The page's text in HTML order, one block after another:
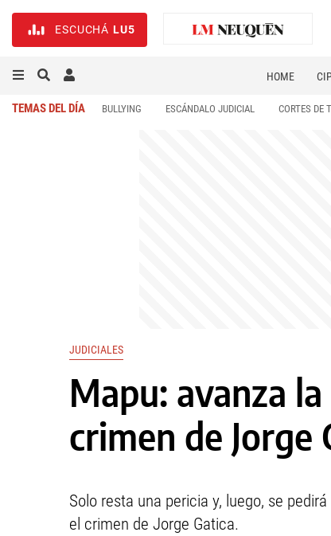
ESCUCHÁ LU5
HOME
TEMAS DEL DÍA BULLYING ESCÁNDALO JUDICIAL CORTES DE
JUDICIALES
Mapu: avanza
crimen de Jorge
Solo resta una pericia y, luego, se
el crimen de Jorge Gatica.